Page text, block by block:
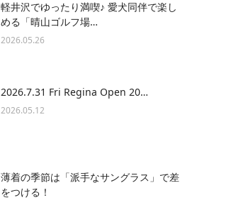
軽井沢でゆったり満喫♪ 愛犬同伴で楽し
める「晴山ゴルフ場…
2026.05.26
2026.7.31 Fri Regina Open 20…
2026.05.12
薄着の季節は「派手なサングラス」で差
をつける！